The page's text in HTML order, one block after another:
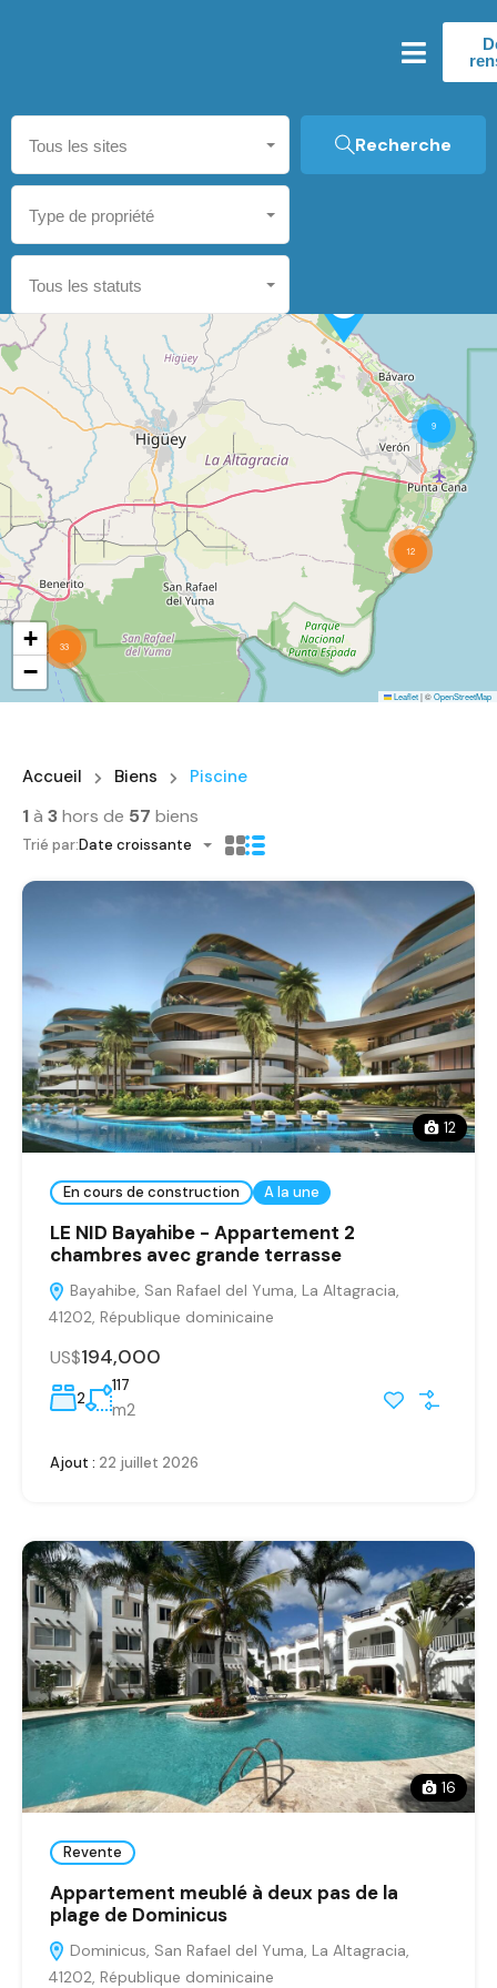
Tous les sites
Type de propriété
Tous les statuts
Recherche
12
9
33
+
−
Leaflet|©OpenStreetMap
Accueil Biens Piscine
1à 3hors de 57 biens
Trié par:Date croissante
12
En cours de construction A la une
LE NID Bayahibe - Appartement 2
chambres avec grande terrasse
Bayahibe, San Rafael del Yuma, La Altagracia,
41202, République dominicaine
US$194,000
2
117
m2
Ajout : 22 juillet 2026
16
Revente
Appartement meublé à deux pas de la
plage de Dominicus
Dominicus, San Rafael del Yuma, La Altagracia,
41202, République dominicaine